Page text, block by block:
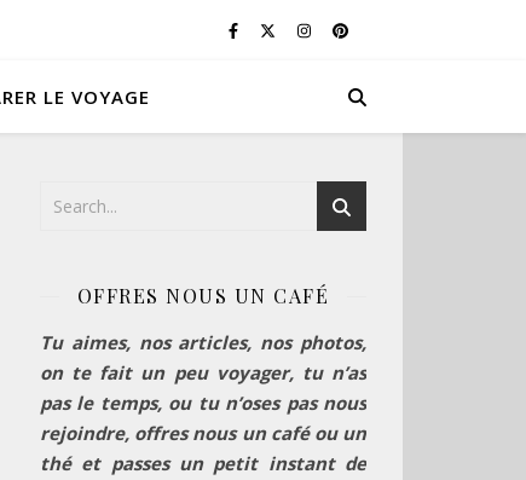
LE VOYAGE
OFFRES NOUS UN CAFÉ
Tu aimes, nos articles, nos photos,
on te fait un peu voyager, tu n’as
pas le temps, ou tu n’oses pas nous
rejoindre, offres nous un café ou un
thé et passes un petit instant de